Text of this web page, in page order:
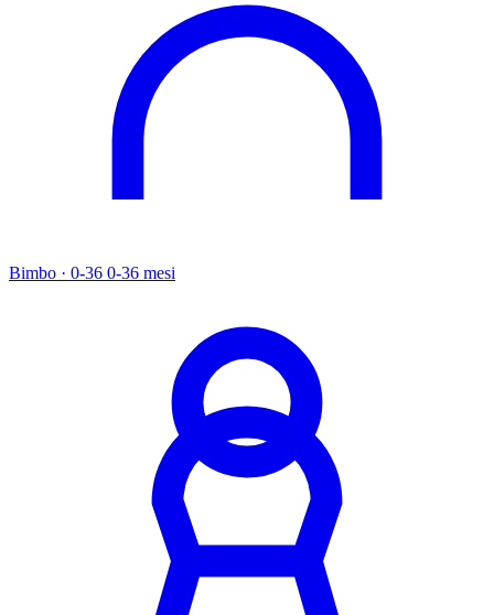
Bimbo · 0-36 0-36 mesi